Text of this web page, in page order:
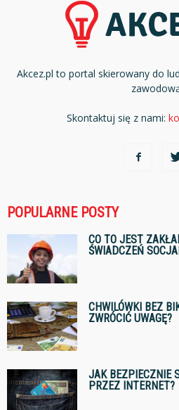
Akcez.pl to portal skierowany do
Skontaktuj się z nami:
POPULARNE POSTY
CO TO JEST
ŚWIADCZEŃ
CHWILÓWKI BEZ
ZWRÓCIĆ UWAGĘ?
JAK BEZPIECZNIE
PRZEZ INTERNET?